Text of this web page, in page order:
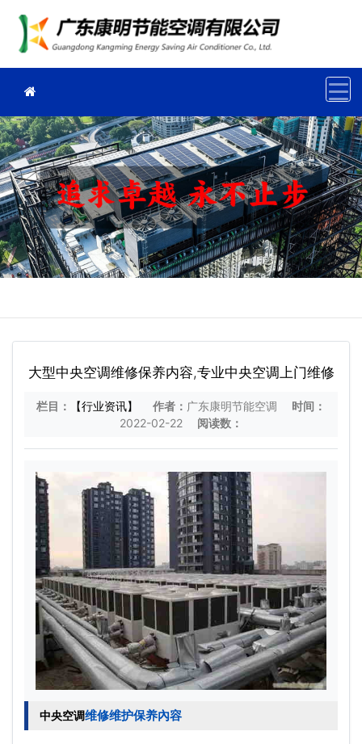
大型中央空调维修保养内容,专业中央空调上门维修
栏目： 【行业资讯】 作者： 广东康明节能空调
时间：
2022-02-22
阅读数：
中央空调维修维护保养內容